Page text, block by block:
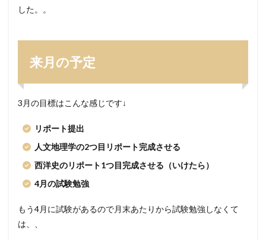
した。。
来月の予定
3月の目標はこんな感じです↓
リポート提出
人文地理学の2つ目リポート完成させる
西洋史のリポート1つ目完成させる（いけたら）
4月の試験勉強
もう4月に試験があるので月末あたりから試験勉強しなくて
は、、